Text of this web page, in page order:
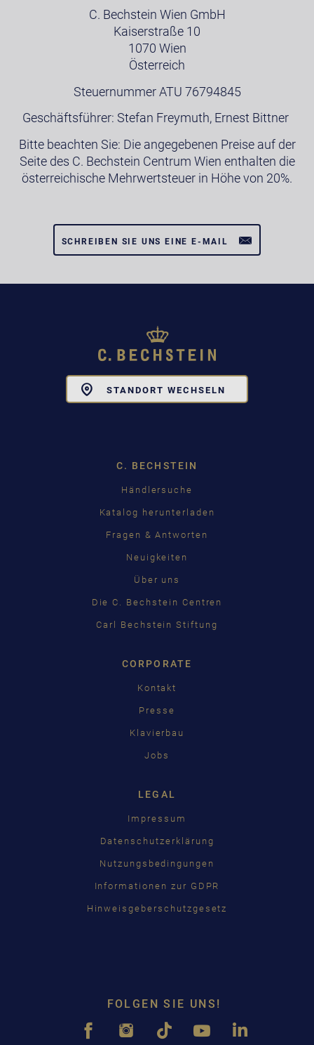
C. Bechstein Wien GmbH
Kaiserstraße 10
1070 Wien
Österreich
Steuernummer ATU 76794845
Geschäftsführer: Stefan Freymuth, Ernest Bittner
Bitte beachten Sie: Die angegebenen Preise auf der
Seite des C. Bechstein Centrum Wien enthalten die
österreichische Mehrwertsteuer in Höhe von 20%.
SCHREIBEN SIE UNS EINE E-MAIL
STANDORT WECHSELN
C. BECHSTEIN
Händlersuche
Katalog herunterladen
Fragen & Antworten
Neuigkeiten
Über uns
Die C. Bechstein Centren
Carl Bechstein Stiftung
CORPORATE
Kontakt
Presse
Klavierbau
Jobs
LEGAL
Impressum
Datenschutzerklärung
Nutzungsbedingungen
Informationen zur GDPR
Hinweisgeberschutzgesetz
FOLGEN SIE UNS!